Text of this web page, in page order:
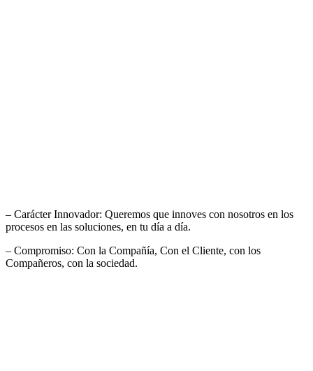
– Carácter Innovador: Queremos que innoves con nosotros en los
procesos en las soluciones, en tu día a día.
– Compromiso: Con la Compañía, Con el Cliente, con los
Compañeros, con la sociedad.